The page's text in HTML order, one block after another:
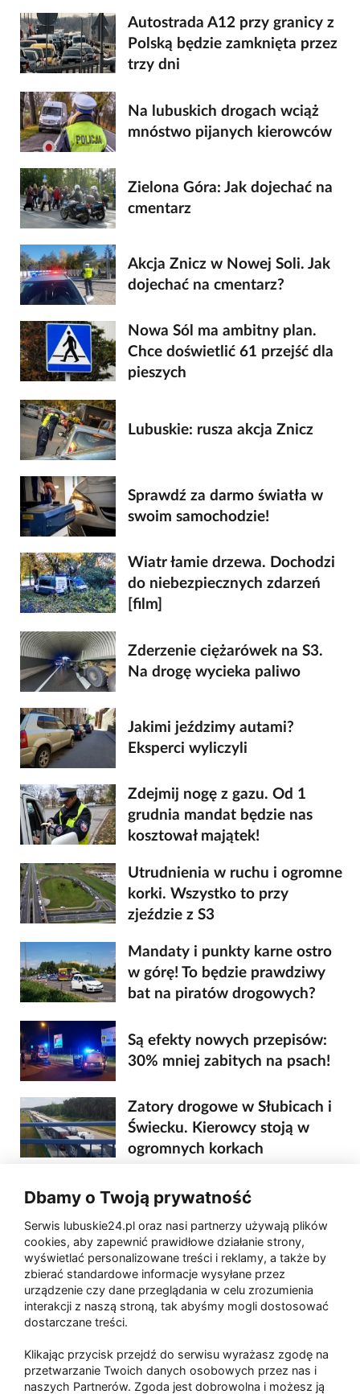
Autostrada A12 przy granicy z
Polską będzie zamknięta przez
trzy dni
Na lubuskich drogach wciąż
mnóstwo pijanych kierowców
Zielona Góra: Jak dojechać na
cmentarz
Akcja Znicz w Nowej Soli. Jak
dojechać na cmentarz?
Nowa Sól ma ambitny plan.
Chce doświetlić 61 przejść dla
pieszych
Lubuskie: rusza akcja Znicz
Sprawdź za darmo światła w
swoim samochodzie!
Wiatr łamie drzewa. Dochodzi
do niebezpiecznych zdarzeń
[film]
Zderzenie ciężarówek na S3.
Na drogę wycieka paliwo
Jakimi jeździmy autami?
Eksperci wyliczyli
Zdejmij nogę z gazu. Od 1
grudnia mandat będzie nas
kosztował majątek!
Utrudnienia w ruchu i ogromne
korki. Wszystko to przy
zjeździe z S3
Mandaty i punkty karne ostro
w górę! To będzie prawdziwy
bat na piratów drogowych?
Są efekty nowych przepisów:
30% mniej zabitych na psach!
Zatory drogowe w Słubicach i
Świecku. Kierowcy stoją w
ogromnych korkach
Lubuski poseł chce konfiskaty
aut pijanych kierowców i
przeznaczenia ich na licytację
Kolejny remont na DK92. Będą
dodatkowe utrudnienia
Dbamy o Twoją prywatność
Serwis lubuskie24.pl oraz nasi partnerzy używają plików
cookies, aby zapewnić prawidłowe działanie strony,
wyświetlać personalizowane treści i reklamy, a także by
zbierać standardowe informacje wysyłane przez
urządzenie czy dane przeglądania w celu zrozumienia
interakcji z naszą stroną, tak abyśmy mogli dostosować
dostarczane treści.
Klikając przycisk przejdź do serwisu wyrażasz zgodę na
przetwarzanie Twoich danych osobowych przez nas i
naszych Partnerów. Zgoda jest dobrowolna i możesz ją